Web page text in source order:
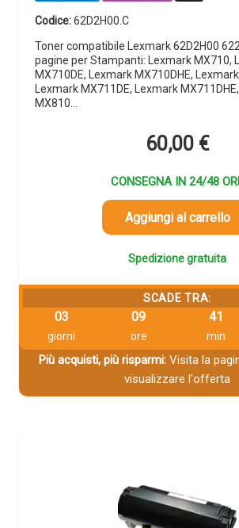
Codice:62D2H00.C
Toner compatibile Lexmark 62D2H00
pagine per Stampanti: Lexmark MX710,
MX710DE, Lexmark MX710DHE,
Lexmark MX711DE, Lexmark
MX810…
60,00 €
CONSEGNA IN 24/48
Aggiungi al carrello
Spedizione gratuita
SCADE TRA:
03
giorni
09
ore
41
min
Più acquisti, più risparmi:Visita la
visualizzare l'offerta